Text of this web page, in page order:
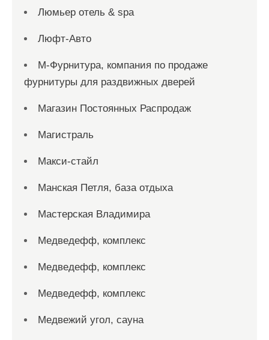
Люмьер отель & spa
Люфт-Авто
М-Фурнитура, компания по продаже
фурнитуры для раздвижных дверей
Магазин Постоянных Распродаж
Магистраль
Макси-стайл
Манская Петля, база отдыха
Мастерская Владимира
Медведефф, комплекс
Медведефф, комплекс
Медведефф, комплекс
Медвежий угол, сауна